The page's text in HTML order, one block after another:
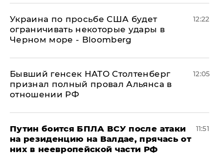
Украина по просьбе США будет
ограничивать некоторые удары в
Черном море - Bloomberg
12:22
Бывший генсек НАТО Столтенберг
признал полный провал Альянса в
отношении РФ
12:05
Путин боится БПЛА ВСУ после атаки
на резиденцию на Валдае, прячась от
них в неевропейской части РФ
11:51